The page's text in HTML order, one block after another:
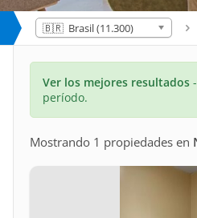
🇧🇷 Brasil (11.300)
Ver los mejores resultados
período.
Mostrando 1 propiedades en